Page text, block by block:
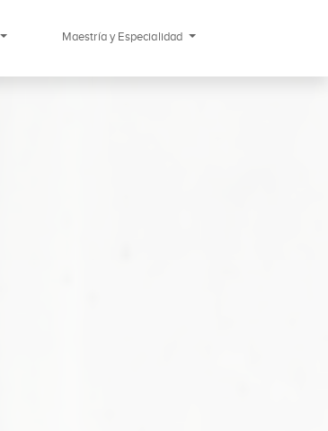
Maestría y Especialidad